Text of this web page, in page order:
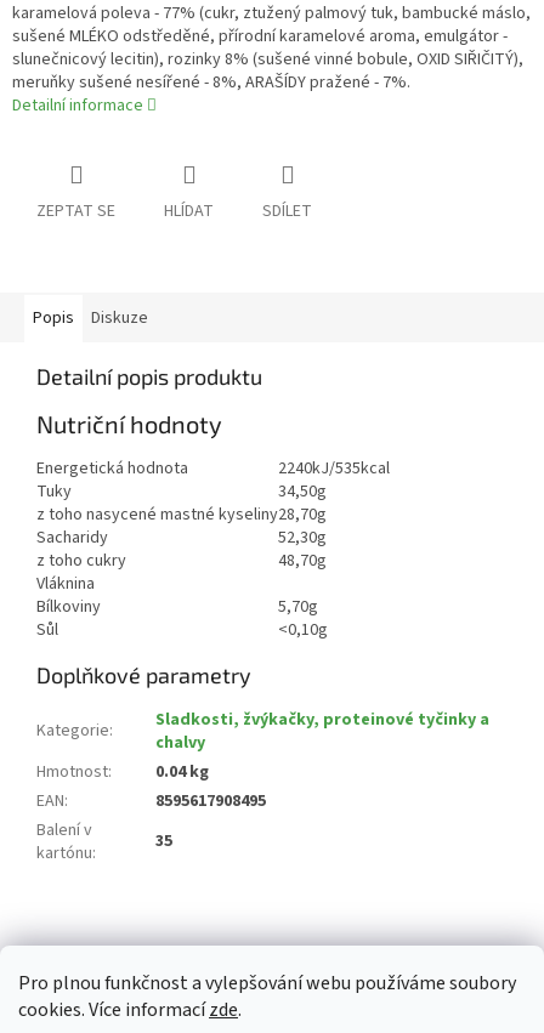
Pro plnou funkčnost a vylepšování webu používáme soubory
cookies. Více informacízde.
karamelová poleva - 77% (cukr, ztužený palmový tuk, bambucké máslo,
sušené MLÉKO odstředěné, přírodní karamelové aroma, emulgátor -
slunečnicový lecitin), rozinky 8% (sušené vinné bobule, OXID SIŘIČITÝ),
meruňky sušené nesířené - 8%, ARAŠÍDY pražené - 7%.
Detailní informace
ZEPTAT SE HLÍDAT SDÍLET
Popis Diskuze
Detailní popis produktu
Nutriční hodnoty
Energetická hodnota
2240kJ/535kcal
Tuky
34,50g
z toho nasycené mastné kyseliny28,70g
Sacharidy
52,30g
z toho cukry
48,70g
Vláknina
Bílkoviny
5,70g
Sůl
<0,10g
Doplňkové parametry
Kategorie:
Sladkosti, žvýkačky, proteinové tyčinky a
chalvy
Hmotnost:
0.04 kg
EAN:
8595617908495
Balení v
kartónu: 35
á